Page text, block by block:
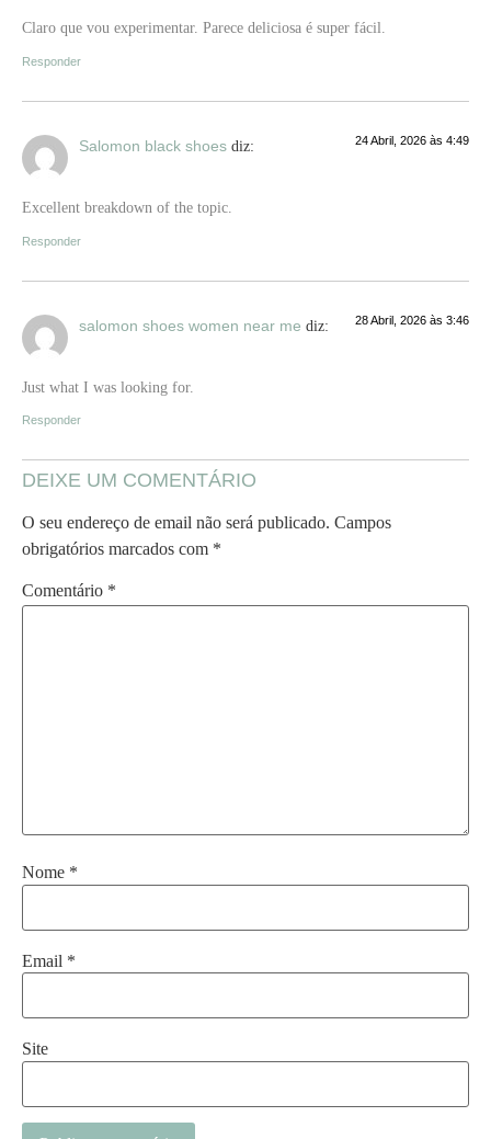
Claro que vou experimentar. Parece deliciosa é super fácil.
Responder
Salomon black shoes diz: 24 Abril, 2026 às 4:49
Excellent breakdown of the topic.
Responder
salomon shoes women near me diz: 28 Abril, 2026 às 3:46
Just what I was looking for.
Responder
DEIXE UM COMENTÁRIO
O seu endereço de email não será publicado. Campos
obrigatórios marcados com *
Comentário *
Nome *
Email *
Site